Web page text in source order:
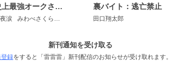
史上最強オークさんの楽しい異世界ハーレムづくり
涙 みわべさくら 月見隆士
裏バイト：逃亡禁止
田口翔太郎
新刊通知を受け取る
録をすると「雷雷雷」新刊配信のお知らせが受け取れます。